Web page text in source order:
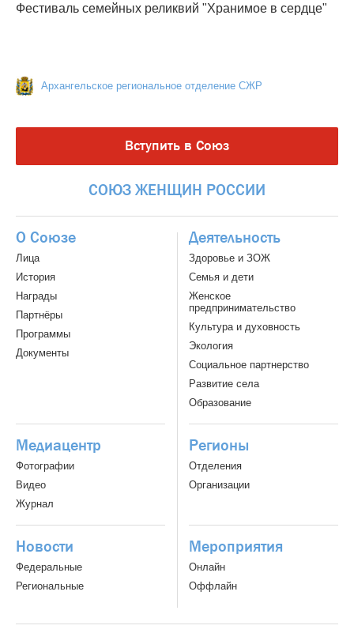
Фестиваль семейных реликвий "Хранимое в сердце"
Архангельское региональное отделение СЖР
Вступить в Союз
СОЮЗ ЖЕНЩИН РОССИИ
О Союзе
Лица
История
Награды
Партнёры
Программы
Документы
Деятельность
Здоровье и ЗОЖ
Семья и дети
Женское
предпринимательство
Культура и духовность
Экология
Социальное партнерство
Развитие села
Образование
Медиацентр
Фотографии
Видео
Журнал
Регионы
Отделения
Организации
Новости
Федеральные
Региональные
Мероприятия
Онлайн
Оффлайн